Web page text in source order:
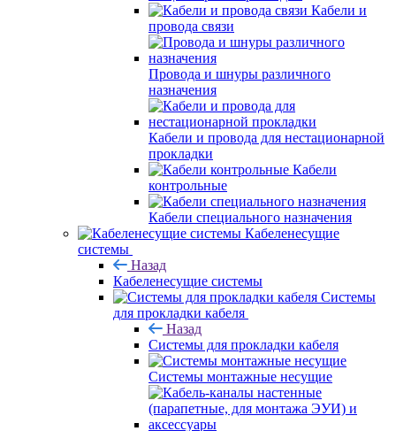
Кабели и
провода связи
Провода и шнуры различного
назначения
Кабели и провода для нестационарной
прокладки
Кабели
контрольные
Кабели специального назначения
Кабеленесущие
системы
Назад
Кабеленесущие системы
Системы
для прокладки кабеля
Назад
Системы для прокладки кабеля
Системы монтажные несущие